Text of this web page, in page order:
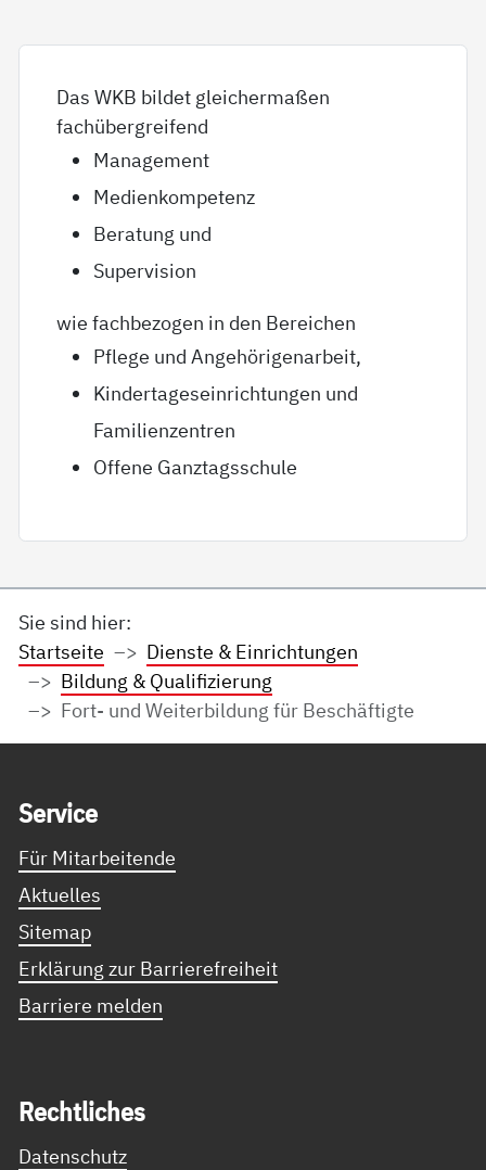
Das WKB bildet gleichermaßen
fachübergreifend
Management
Medienkompetenz
Beratung und
Supervision
wie fachbezogen in den Bereichen
Pflege und Angehörigenarbeit,
Kindertageseinrichtungen und
Familienzentren
Offene Ganztagsschule
Sie sind hier:
Startseite
Dienste & Einrichtungen
Bildung & Qualifizierung
Fort- und Weiterbildung für Beschäftigte
Ser­vice
Für Mitarbeitende
Aktuelles
Sitemap
Erklärung zur Barrierefreiheit
Barriere melden
Recht­li­ches
Datenschutz